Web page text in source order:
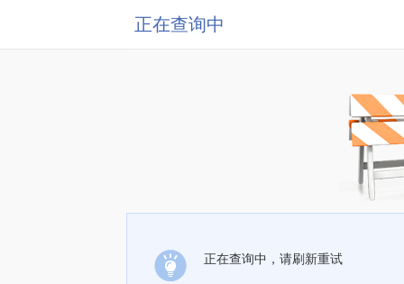
正在查询中
正在查询中，请刷新重试